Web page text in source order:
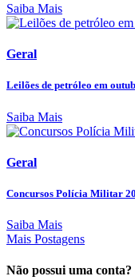
Saiba Mais
Geral
Leilões de petróleo em
Saiba Mais
Geral
Concursos Polícia Militar
Saiba Mais
Mais Postagens
Não possui uma conta?